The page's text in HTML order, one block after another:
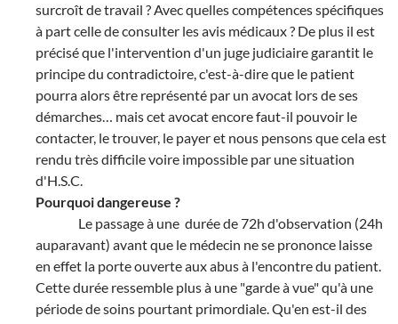
surcroît de travail ? Avec quelles compétences spécifiques
à part celle de consulter les avis médicaux ? De plus il est
précisé que l'intervention d'un juge judiciaire garantit le
principe du contradictoire, c'est-à-dire que le patient
pourra alors être représenté par un avocat lors de ses
démarches… mais cet avocat encore faut-il pouvoir le
contacter, le trouver, le payer et nous pensons que cela est
rendu très difficile voire impossible par une situation
d'H.S.C.
Pourquoi dangereuse ?
Le passage à une durée de 72h d'observation (24h
auparavant) avant que le médecin ne se prononce laisse
en effet la porte ouverte aux abus à l'encontre du patient.
Cette durée ressemble plus à une "garde à vue" qu'à une
période de soins pourtant primordiale. Qu'en est-il des